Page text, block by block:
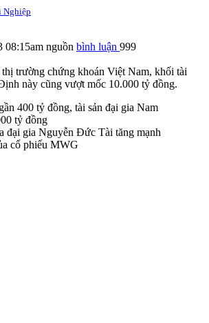
Nghiệp
08:15am nguồn bình luận 999
trường chứng khoán Việt Nam, khối tài
này cũng vượt mốc 10.000 tỷ đồng.
đại gia Nguyễn Đức Tài tăng mạnh
cổ phiếu MWG